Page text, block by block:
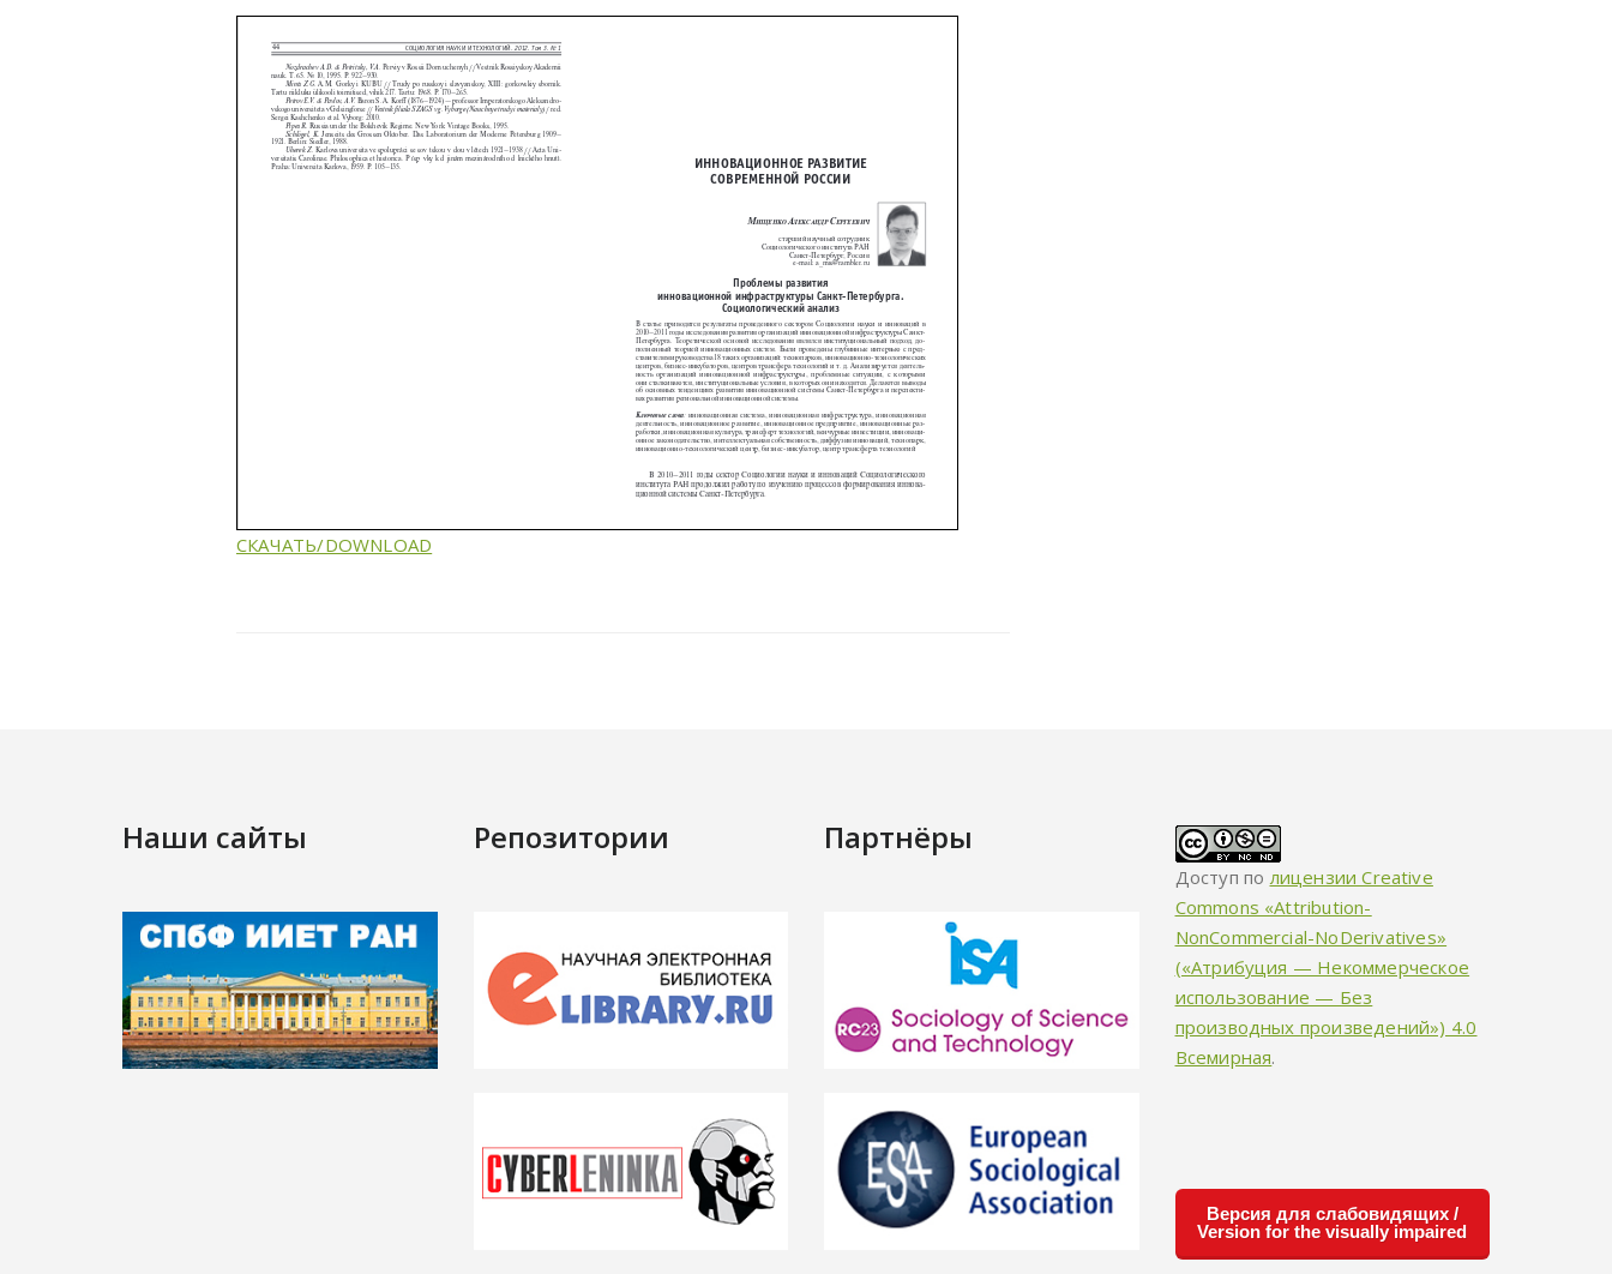
СКАЧАТЬ/DOWNLOAD
Наши сайты Репозитории Партнёры
Доступ по лицензии Creative
Commons «Attribution-
NonCommercial-NoDerivatives»
(«Атрибуция — Некоммерческое
использование — Без
производных произведений») 4.0
Всемирная.
Версия для слабовидящих /
Version for the visually impaired